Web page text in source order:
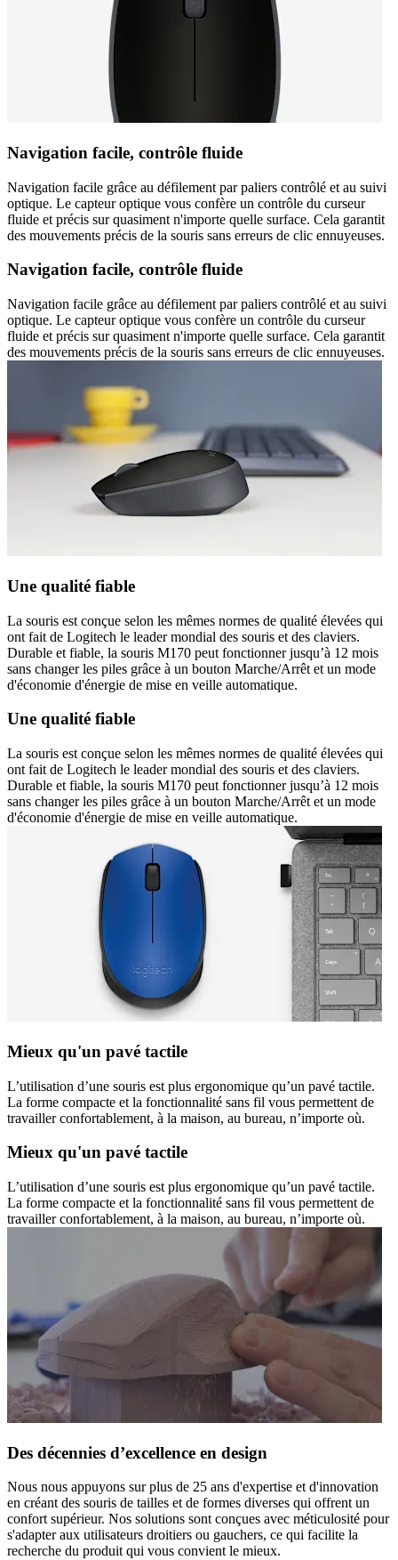
Navigation facile, contrôle fluide
Navigation facile grâce au défilement par paliers contrôlé et au suivi
optique. Le capteur optique vous confère un contrôle du curseur
fluide et précis sur quasiment n'importe quelle surface. Cela garantit
des mouvements précis de la souris sans erreurs de clic ennuyeuses.
Navigation facile, contrôle fluide
Navigation facile grâce au défilement par paliers contrôlé et au suivi
optique. Le capteur optique vous confère un contrôle du curseur
fluide et précis sur quasiment n'importe quelle surface. Cela garantit
des mouvements précis de la souris sans erreurs de clic ennuyeuses.
Une qualité fiable
La souris est conçue selon les mêmes normes de qualité élevées qui
ont fait de Logitech le leader mondial des souris et des claviers.
Durable et fiable, la souris M170 peut fonctionner jusqu’à 12 mois
sans changer les piles grâce à un bouton Marche/Arrêt et un mode
d'économie d'énergie de mise en veille automatique.
Une qualité fiable
La souris est conçue selon les mêmes normes de qualité élevées qui
ont fait de Logitech le leader mondial des souris et des claviers.
Durable et fiable, la souris M170 peut fonctionner jusqu’à 12 mois
sans changer les piles grâce à un bouton Marche/Arrêt et un mode
d'économie d'énergie de mise en veille automatique.
Mieux qu'un pavé tactile
L’utilisation d’une souris est plus ergonomique qu’un pavé tactile.
La forme compacte et la fonctionnalité sans fil vous permettent de
travailler confortablement, à la maison, au bureau, n’importe où.
Mieux qu'un pavé tactile
L’utilisation d’une souris est plus ergonomique qu’un pavé tactile.
La forme compacte et la fonctionnalité sans fil vous permettent de
travailler confortablement, à la maison, au bureau, n’importe où.
Des décennies d’excellence en design
Nous nous appuyons sur plus de 25 ans d'expertise et d'innovation
en créant des souris de tailles et de formes diverses qui offrent un
confort supérieur. Nos solutions sont conçues avec méticulosité pour
s'adapter aux utilisateurs droitiers ou gauchers, ce qui facilite la
recherche du produit qui vous convient le mieux.